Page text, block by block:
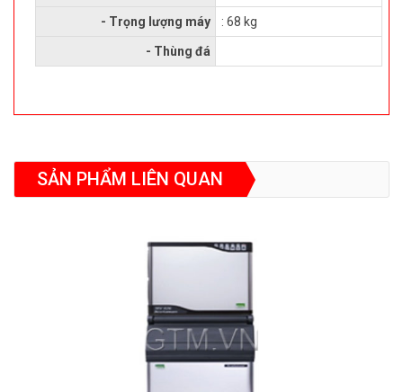
- Trọng lượng máy : 68 kg
- Thùng đá
SẢN PHẨM LIÊN QUAN